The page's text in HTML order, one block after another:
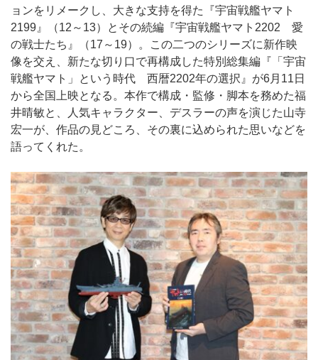
ョンをリメークし、大きな支持を得た『宇宙戦艦ヤマト
2199』（12～13）とその続編『宇宙戦艦ヤマト2202 愛
の戦士たち』（17～19）。この二つのシリーズに新作映
像を交え、新たな切り口で再構成した特別総集編『「宇宙
戦艦ヤマト」という時代 西暦2202年の選択』が6月11日
から全国上映となる。本作で構成・監修・脚本を務めた福
井晴敏と、人気キャラクター、デスラーの声を演じた山寺
宏一が、作品の見どころ、その裏に込められた思いなどを
語ってくれた。